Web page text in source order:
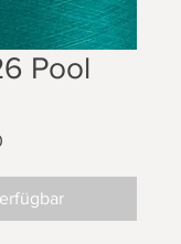
Pool